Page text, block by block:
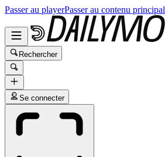
Passer au playerPasser au contenu principal
Rechercher
Se connecter